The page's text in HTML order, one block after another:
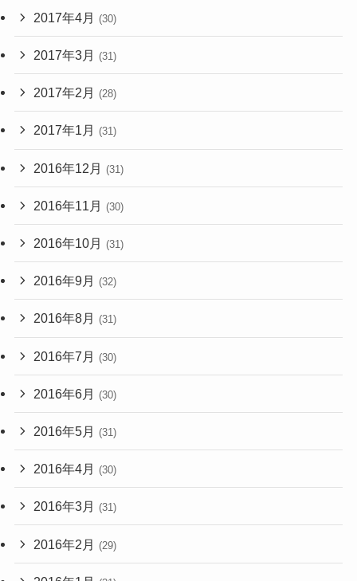
2017年4月 (30)
2017年3月 (31)
2017年2月 (28)
2017年1月 (31)
2016年12月 (31)
2016年11月 (30)
2016年10月 (31)
2016年9月 (32)
2016年8月 (31)
2016年7月 (30)
2016年6月 (30)
2016年5月 (31)
2016年4月 (30)
2016年3月 (31)
2016年2月 (29)